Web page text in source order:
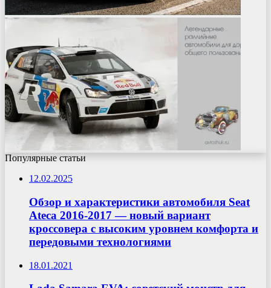
Популярные статьи
12.02.2025
Обзор и характеристики автомобиля Seat
Ateca 2016-2017 — новый вариант
кроссовера с высоким уровнем комфорта и
передовыми технологиями
18.01.2021